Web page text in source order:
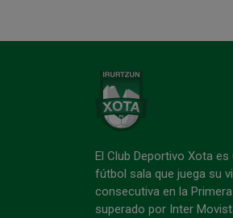
El Club Deportivo Xota
fútbol sala que juega su
consecutiva en la
superado por Inter